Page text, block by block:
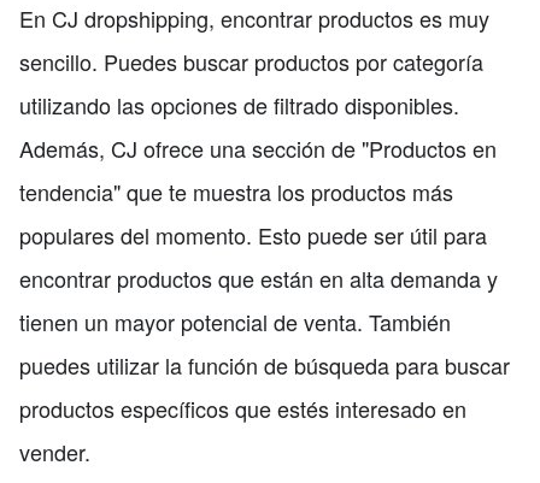
En CJ dropshipping, encontrar productos es muy
sencillo. Puedes buscar productos por categoría
utilizando las opciones de filtrado disponibles.
Además, CJ ofrece una sección de "Productos en
tendencia" que te muestra los productos más
populares del momento. Esto puede ser útil para
encontrar productos que están en alta demanda y
tienen un mayor potencial de venta. También
puedes utilizar la función de búsqueda para buscar
productos específicos que estés interesado en
vender.